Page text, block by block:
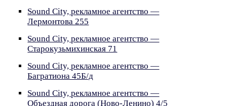
Sound City, рекламное агентство —
Лермонтова 255
Sound City, рекламное агентство —
Старокузьмихинская 71
Sound City, рекламное агентство —
Багратиона 45Б/д
Sound City, рекламное агентство —
Объездная дорога (Ново-Ленино) 4/5